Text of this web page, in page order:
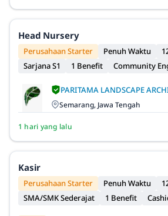
Head Nursery
Perusahaan Starter Penuh Waktu
Sarjana S1
1 Benefit Community
PARITAMA LANDSCAPE
Semarang, Jawa Tengah
1 hari yang lalu
Kasir
Perusahaan Starter Penuh Waktu
SMA/SMK Sederajat
1 Benefit